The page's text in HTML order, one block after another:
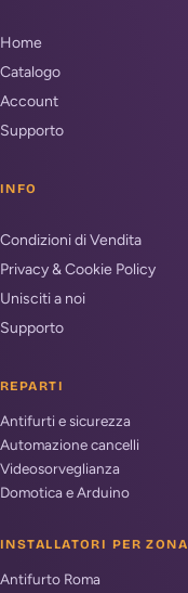
Home
Catalogo
Account
Supporto
INFO
Condizioni di Vendita
Privacy & Cookie Policy
Unisciti a noi
Supporto
REPARTI
Antifurti e sicurezza
Automazione cancelli
Videosorveglianza
Domotica e Arduino
INSTALLATORI PER ZONA
Antifurto Roma